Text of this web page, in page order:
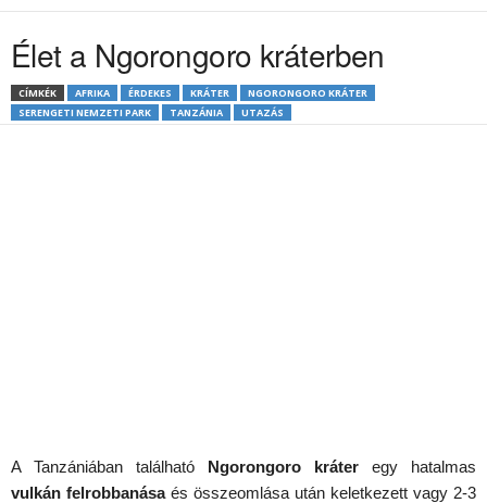
Élet a Ngorongoro kráterben
CÍMKÉK AFRIKA ÉRDEKES KRÁTER
NGORONGORO KRÁTER
SERENGETI NEMZETI PARK
TANZÁNIA UTAZÁS
A Tanzániában található Ngorongoro kráter egy hatalmas
vulkán felrobbanásaés összeomlása után keletkezett vagy 2-3